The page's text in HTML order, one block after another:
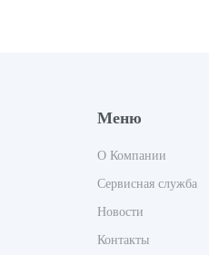
Меню
О Компании
Сервисная служба
Новости
Контакты